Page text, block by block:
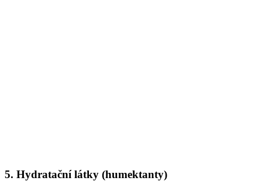
5. Hydratační látky (humektanty)